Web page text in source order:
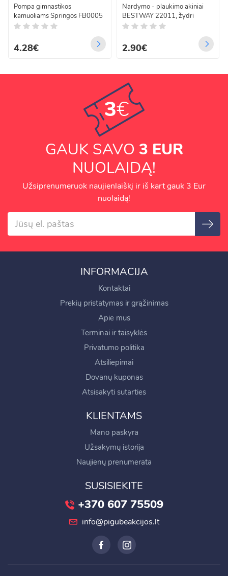
Pompa gimnastikos
kamuoliams Springos FB0005
4.28€
Nardymo - plaukimo akiniai
BESTWAY 22011, žydri
2.90€
3€
GAUK SAVO 3 EUR
NUOLAIDĄ!
Užsiprenumeruok naujienlaiškį ir iš kart gauk 3 Eur
nuolaidą!
INFORMACIJA
Kontaktai
Prekių pristatymas ir grąžinimas
Apie mus
Terminai ir taisyklės
Privatumo politika
Atsiliepimai
Dovanų kuponas
Atsisakyti sutarties
KLIENTAMS
Mano paskyra
Užsakymų istorija
Naujienų prenumerata
SUSISIEKITE
+370 607 75509
info@pigubeakcijos.lt